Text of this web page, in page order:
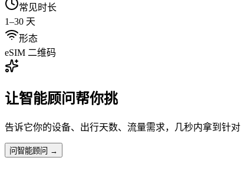
常见时长
1–30 天
形态
eSIM 二维码
让智能顾问帮你挑
告诉它你的设备、出行天数、流量需求，几秒内拿到针对
问智能顾问 →